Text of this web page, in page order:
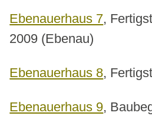
Ebenauerhaus 7,
2009 (Ebenau)
Ebenauerhaus 8,
Ebenauerhaus 9,